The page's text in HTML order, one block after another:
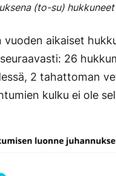
(to-su)
vuoden aikaiset
26
2 tahattoman
kulku ei ole